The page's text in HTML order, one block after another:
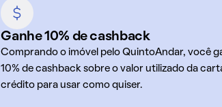
Ganhe 10% de cashback
Comprando o imóvel pelo QuintoAndar, você
10% de cashback sobre o valor utilizado da
crédito para usar como quiser.